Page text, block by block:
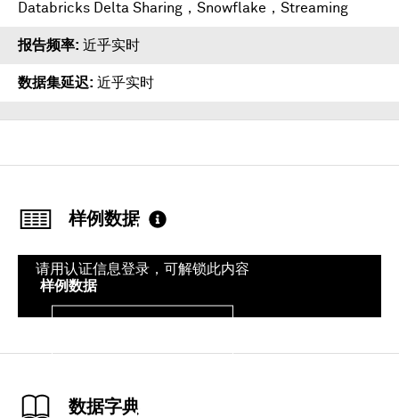
Databricks Delta Sharing ， Snowflake ， Streaming
报告频率 近乎实时
数据集延迟 近乎实时
样例数据
样例数据
请用认证信息登录，可解锁此内容
数据字典